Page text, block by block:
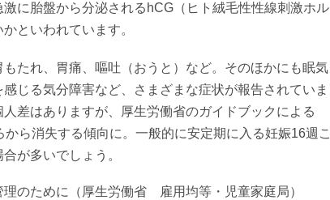
に胎盤から分泌されるhCG（ヒト絨毛性性線刺激ホル
といわれています。
たれ、胃痛、嘔吐（おうと）など。そのほかにも眠気
じる気分障害など、さまざまな症状が報告されていま
差はありますが、厚生労働省のガイドブックによる
ら消失する傾向に。一般的に安定期に入る妊娠16週こ
が多いでしょう。
理のために（厚生労働省 雇用均等・児童家庭局）